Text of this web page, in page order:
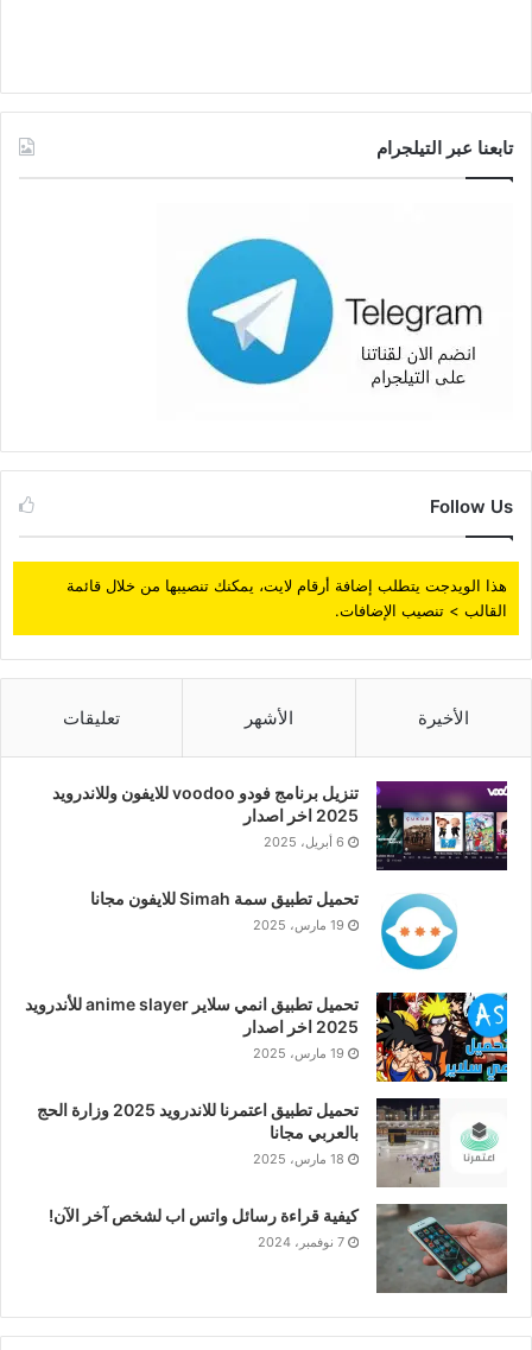
تابعنا عبر التيلجرام
Follow Us
هذا الويدجت يتطلب إضافة أرقام لايت، يمكنك تنصيبها من خلال قائمة
القالب > تنصيب الإضافات.
الأخيرة الأشهر تعليقات
تنزيل برنامج فودو voodoo للايفون وللاندرويد
2025 اخر اصدار
6 أبريل، 2025
تحميل تطبيق سمة Simah للايفون مجانا
19 مارس، 2025
تحميل تطبيق انمي سلاير anime slayer للأندرويد
2025 اخر اصدار
19 مارس، 2025
تحميل تطبيق اعتمرنا للاندرويد 2025 وزارة الحج
بالعربي مجانا
18 مارس، 2025
كيفية قراءة رسائل واتس اب لشخص آخر الآن!
7 نوفمبر، 2024